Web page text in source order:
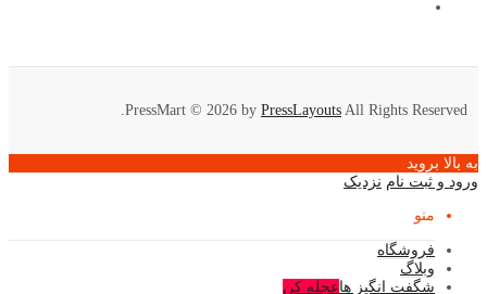
PressMart © 2026 by PressLayouts All Rights Reserved.
به بالا بروید
ورود و ثبت نام نزدیک
منو
فروشگاه
وبلاگ
شگفت انگیز هاعجله کن